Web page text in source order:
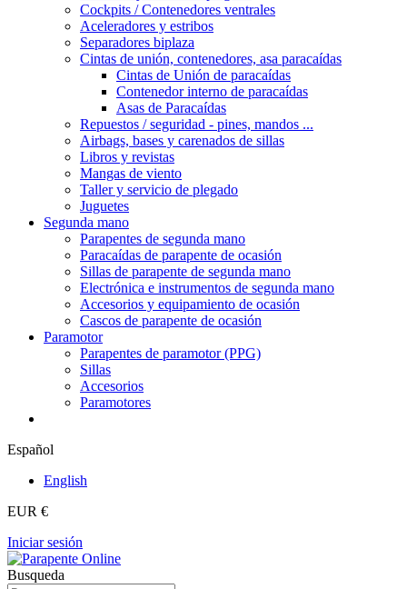
Cockpits / Contenedores ventrales
Aceleradores y estribos
Separadores biplaza
Cintas de unión, contenedores, asa paracaídas
Cintas de Unión de paracaídas
Contenedor interno de paracaídas
Asas de Paracaídas
Repuestos / seguridad - pines, mandos ...
Airbags, bases y carenados de sillas
Libros y revistas
Mangas de viento
Taller y servicio de plegado
Juguetes
Segunda mano
Parapentes de segunda mano
Paracaídas de parapente de ocasión
Sillas de parapente de segunda mano
Electrónica e instrumentos de segunda mano
Accesorios y equipamiento de ocasión
Cascos de parapente de ocasión
Paramotor
Parapentes de paramotor (PPG)
Sillas
Accesorios
Paramotores
Español
English
EUR €
Iniciar sesión
Busqueda